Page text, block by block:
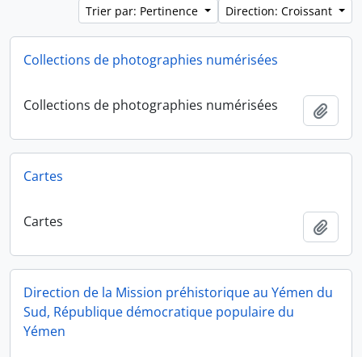
Trier par: Pertinence
Direction: Croissant
Collections de photographies numérisées
Collections de photographies numérisées
Cartes
Cartes
Direction de la Mission préhistorique au Yémen du
Sud, République démocratique populaire du
Yémen